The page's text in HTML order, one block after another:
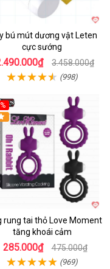
bú mút dương vật Leten
cực sướng
3.458.000₫
(998)
rung tai thỏ Love Moment
tăng khoái cảm
285.000₫ 475.000₫
(969)